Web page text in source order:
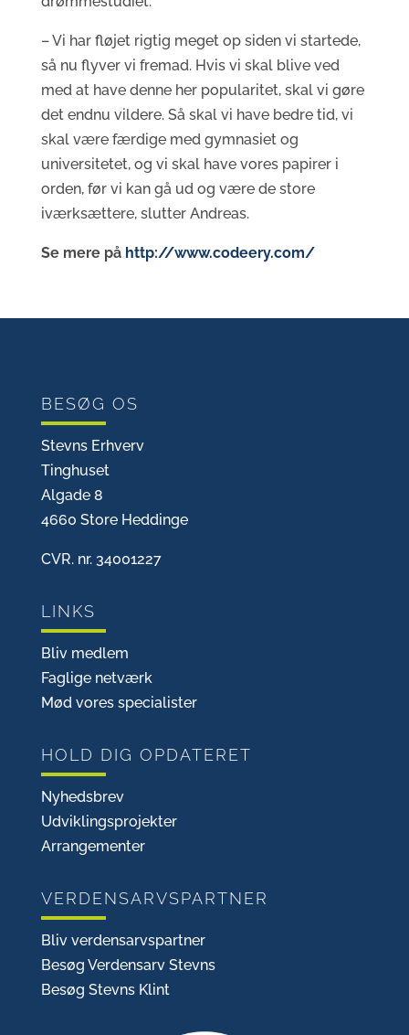
– Vi har fløjet rigtig meget op siden vi startede,
så nu flyver vi fremad. Hvis vi skal blive ved
med at have denne her popularitet, skal vi gøre
det endnu vildere. Så skal vi have bedre tid, vi
skal være færdige med gymnasiet og
universitetet, og vi skal have vores papirer i
orden, før vi kan gå ud og være de store
iværksættere, slutter Andreas.
Se mere på http://www.codeery.com/
BESØG OS
Stevns Erhverv
Tinghuset
Algade 8
4660 Store Heddinge
CVR. nr. 34001227
LINKS
Bliv medlem
Faglige netværk
Mød vores specialister
HOLD DIG OPDATERET
Nyhedsbrev
Udviklingsprojekter
Arrangementer
VERDENSARVSPARTNER
Bliv verdensarvspartner
Besøg Verdensarv Stevns
Besøg Stevns Klint